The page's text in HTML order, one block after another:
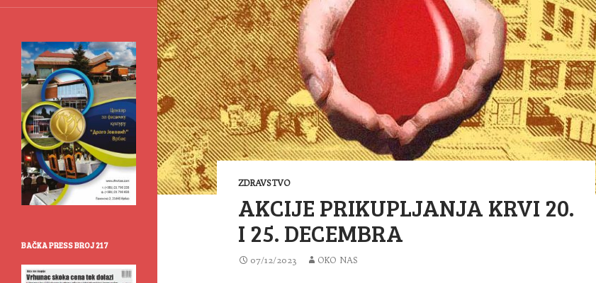
ZDRAVSTVO
AKCIJE PRIKUPLJANJA KRVI 20.
I 25. DECEMBRA
07/12/2023 OKO NAS
BAČKA PRESS BROJ 217